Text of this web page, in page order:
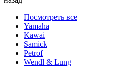
Посмотреть все
Yamaha
Kawai
Samick
Petrof
Wendl & Lung